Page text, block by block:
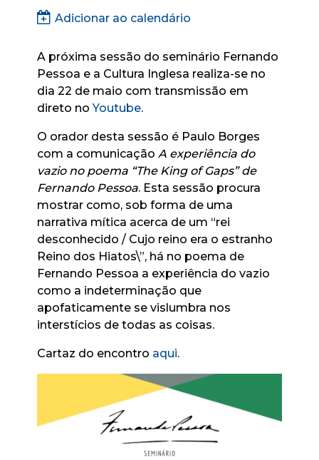
Adicionar ao calendário
A próxima sessão do seminário Fernando
Pessoa e a Cultura Inglesa realiza-se no
dia 22 de maio com transmissão em
direto noYoutube.
O orador desta sessão é Paulo Borges
com a comunicaçãoA experiência do
vazio no poema “The King of Gaps” de
Fernando Pessoa. Esta sessão procura
mostrar como, sob forma de uma
narrativa mítica acerca de um “rei
desconhecido / Cujo reino era o estranho
Reino dos Hiatos\”, há no poema de
Fernando Pessoa a experiência do vazio
como a indeterminação que
apofaticamente se vislumbra nos
interstícios de todas as coisas.
Cartaz do encontro aqui.